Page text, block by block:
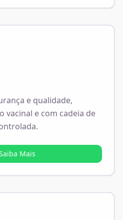
e qualidade,
vacinal e com cadeia de
Mais